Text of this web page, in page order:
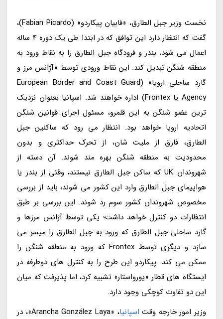
نخست وزیر جبل الطارق، «فابیان پیکاردو» (Fabian Picardo)،
گفت که انتظار دارد این توافق که در ابتدا طی یک دوره 4 ساله
اعمال می شود، بندر و فرودگاه جبل الطارق را به نقاط ورود به
منطقه شنگن تبدیل کند. این نقاط ورودی توسط «آژانس مرز و
گارد ساحلی اروپا» (European Border and Coast Guard
Agency یا Frontex) اداره خواهند شد. اسپانیا بعنوان نزدیک
ترین عضو شنگن به این قلمرو، مسئول اجرای قوانین شنگن
اتحادیه اروپا خواهد بود. انتظار می رود که ساکنین جبل
الطارق، فارق از ملیت شان، از تحرک حداکثری و بدون
محدودیت به منطقه شنگن بهره مند شوند. آن دسته از
شهروندان UK که ساکن جبل الطارق نیستند، وقتی از بندر یا
هواپیمای جبل الطارق وارد این کشور می شوند، باید از بررسی
مخصوص شهروندان کشور سوم رد شوند. این بررسی بر طبق
انتظارات دو کنترل خواهد داشت؛ یکی توسط آژانس مرزها و
گارد ساحلی جبل الطارق که ورود به جبل الطارق را میسر می
سازد و دیگری توسط Frontex که ورود به منطقه شنگن را
ممکن می کند. پیکاردو این طرح را به کنترل های دوطرفه در
ایستگاه های قطار «یورواستار» تشبیه کرد، اما پذیرفت که میان
این دو تفاوت کوچکی وجود دارد.
وزیر امور خارجه وقت اسپانیا
، «Arancha González Laya»، در